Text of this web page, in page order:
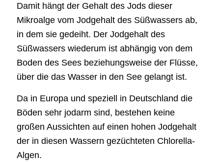
Damit hängt der Gehalt des Jods dieser
Mikroalge vom Jodgehalt des Süßwassers ab,
in dem sie gedeiht. Der Jodgehalt des
Süßwassers wiederum ist abhängig von dem
Boden des Sees beziehungsweise der Flüsse,
über die das Wasser in den See gelangt ist.
Da in Europa und speziell in Deutschland die
Böden sehr jodarm sind, bestehen keine
großen Aussichten auf einen hohen Jodgehalt
der in diesen Wassern gezüchteten Chlorella-
Algen.